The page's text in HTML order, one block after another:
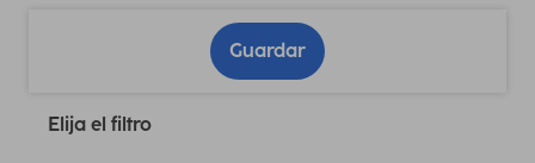
Guardar
Elija el filtro